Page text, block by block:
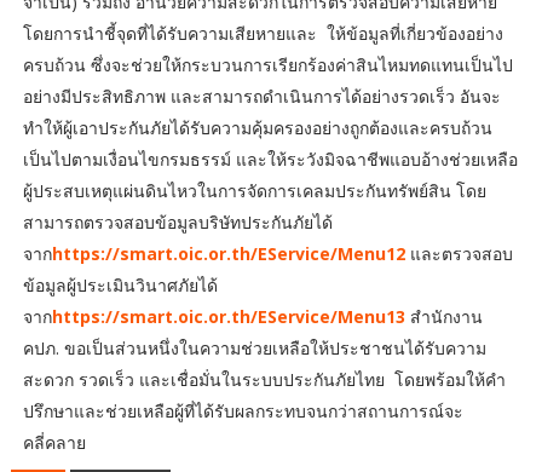
โดยการนำชี้จุดที่ได้รับความเสียหายและ ให้ข้อมูลที่เกี่ยวข้องอย่าง
ครบถ้วน ซึ่งจะช่วยให้กระบวนการเรียกร้องค่าสินไหมทดแทนเป็นไป
อย่างมีประสิทธิภาพ และสามารถดำเนินการได้อย่างรวดเร็ว อันจะ
ทำให้ผู้เอาประกันภัยได้รับความคุ้มครองอย่างถูกต้องและครบถ้วน
เป็นไปตามเงื่อนไขกรมธรรม์ และให้ระวังมิจฉาชีพแอบอ้างช่วยเหลือ
ผู้ประสบเหตุแผ่นดินไหวในการจัดการเคลมประกันทรัพย์สิน โดย
สามารถตรวจสอบข้อมูลบริษัทประกันภัยได้
จากhttps://smart.oic.or.th/EService/Menu12 และตรวจสอบ
ข้อมูลผู้ประเมินวินาศภัยได้
จากhttps://smart.oic.or.th/EService/Menu13 สำนักงาน
คปภ. ขอเป็นส่วนหนึ่งในความช่วยเหลือให้ประชาชนได้รับความ
สะดวก รวดเร็ว และเชื่อมั่นในระบบประกันภัยไทย โดยพร้อมให้คำ
ปรึกษาและช่วยเหลือผู้ที่ได้รับผลกระทบจนกว่าสถานการณ์จะ
คลี่คลาย